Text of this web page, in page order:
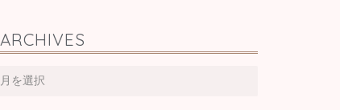
ARCHIVES